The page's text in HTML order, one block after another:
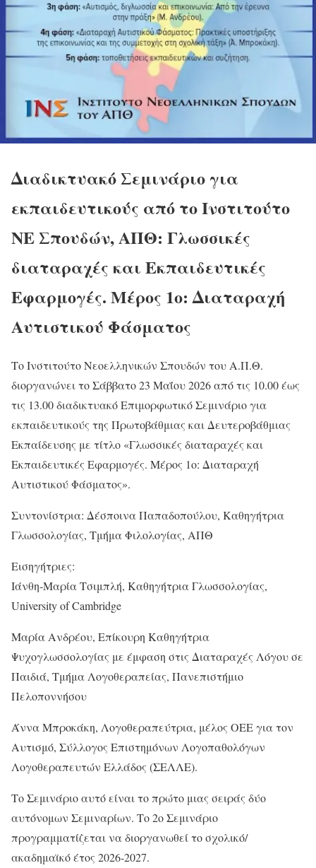
Διαδικτυακό Σεμινάριο για
εκπαιδευτικούς από το Ινστιτούτο
ΝΕ Σπουδών, ΑΠΘ: Γλωσσικές
διαταραχές και Εκπαιδευτικές
Εφαρμογές. Μέρος 1ο: Διαταραχή
Αυτιστικού Φάσματος
Το Ινστιτούτο Νεοελληνικών Σπουδών του Α.Π.Θ.
διοργανώνει το Σάββατο 23 Μαΐου 2026 από τις 10.00 έως
τις 13.00 διαδικτυακό Επιμορφωτικό Σεμινάριο για
εκπαιδευτικούς της Πρωτοβάθμιας και Δευτεροβάθμιας
Εκπαίδευσης με τίτλο «Γλωσσικές διαταραχές και
Εκπαιδευτικές Εφαρμογές. Μέρος 1ο: Διαταραχή
Αυτιστικού Φάσματος».
Συντονίστρια: Δέσποινα Παπαδοπούλου, Καθηγήτρια
Γλωσσολογίας, Τμήμα Φιλολογίας, ΑΠΘ
Εισηγήτριες:
Ιάνθη-Μαρία Τσιμπλή, Καθηγήτρια Γλωσσολογίας,
University of Cambridge
Μαρία Ανδρέου, Επίκουρη Καθηγήτρια
Ψυχογλωσσολογίας με έμφαση στις Διαταραχές Λόγου σε
Παιδιά, Τμήμα Λογοθεραπείας, Πανεπιστήμιο
Πελοποννήσου
Άννα Μπροκάκη, Λογοθεραπεύτρια, μέλος ΟΕΕ για τον
Αυτισμό, Σύλλογος Επιστημόνων Λογοπαθολόγων
Λογοθεραπευτών Ελλάδος (ΣΕΛΛΕ).
Το Σεμινάριο αυτό είναι το πρώτο μιας σειράς δύο
αυτόνομων Σεμιναρίων. Το 2ο Σεμινάριο
προγραμματίζεται να διοργανωθεί το σχολικό/
ακαδημαϊκό έτος 2026-2027.